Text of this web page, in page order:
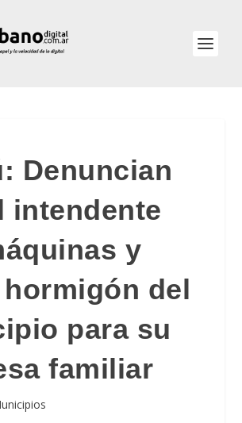
Denuncian
intendente
y
del
para su
familiar